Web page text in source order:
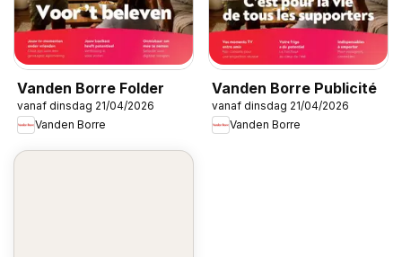
Vanden Borre Folder
vanaf dinsdag 21/04/2026
Vanden Borre
Vanden Borre Publicité
vanaf dinsdag 21/04/2026
Vanden Borre